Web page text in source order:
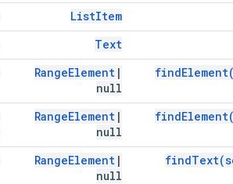
ListItem
Text
findElement(
RangeElement |
null
findElement(
RangeElement |
null
findText(
RangeElement |
null